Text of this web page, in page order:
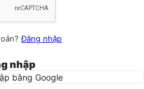
Đăng nhập
nhập
bằng Google